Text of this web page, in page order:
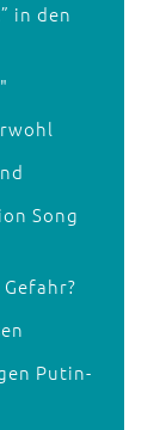
in den
Song
Putin-